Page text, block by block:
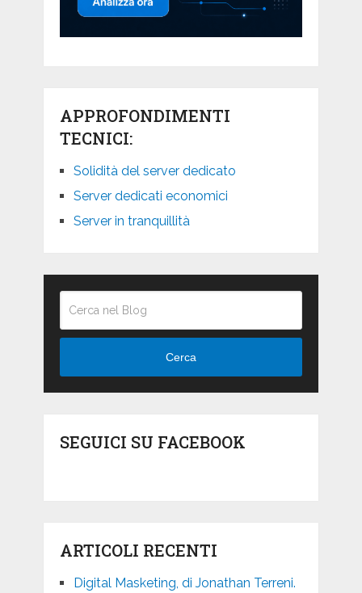
APPROFONDIMENTI
TECNICI:
Solidità del server dedicato
Server dedicati economici
Server in tranquillità
Cerca
SEGUICI SU FACEBOOK
ARTICOLI RECENTI
Digital Masketing, di Jonathan Terreni.